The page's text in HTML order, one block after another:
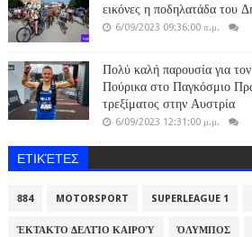
εικόνες η ποδηλατάδα του
6/09/2023 09:36:00 π.μ.
Πολύ καλή παρουσία για
Πούρικα στο Παγκόσμιο
τρεξίματος στην Αυστρία
6/09/2023 12:31:00 μ.μ.
ΕΤΙΚΈΤΕΣ
884 MOTORSPORT SUPERLEAGUE 1
ΈΚΤΑΚΤΟ ΔΕΛΤΊΟ ΚΑΙΡΟΎ ΌΛΥΜΠΟΣ